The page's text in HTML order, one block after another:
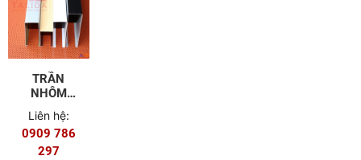
TRẦN
NHÔM
TALIDA U-
SHAPED
Liên hệ:
0909 786
297